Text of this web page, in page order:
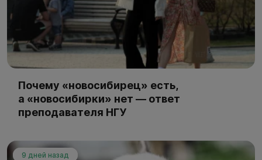
Почему «новосибирец» есть,
а «новосибирки» нет — ответ
преподавателя НГУ
9 дней назад